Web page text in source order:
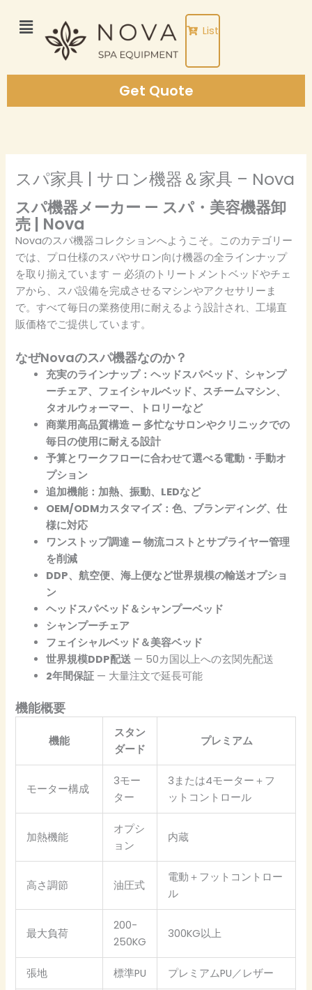
List
Get Quote
スパ家具 | サロン機器＆家具 – Nova
スパ機器メーカー — スパ・美容機器卸
売 | Nova
Novaのスパ機器コレクションへようこそ。このカテゴリー
では、プロ仕様のスパやサロン向け機器の全ラインナップ
を取り揃えています — 必須のトリートメントベッドやチェ
アから、スパ設備を完成させるマシンやアクセサリーま
で。すべて毎日の業務使用に耐えるよう設計され、工場直
販価格でご提供しています。
なぜNovaのスパ機器なのか？
充実のラインナップ：ヘッドスパベッド、シャンプ
ーチェア、フェイシャルベッド、スチームマシン、
タオルウォーマー、トロリーなど
商業用高品質構造 — 多忙なサロンやクリニックでの
毎日の使用に耐える設計
予算とワークフローに合わせて選べる電動・手動オ
プション
追加機能：加熱、振動、LEDなど
OEM/ODMカスタマイズ：色、ブランディング、仕
様に対応
ワンストップ調達 — 物流コストとサプライヤー管理
を削減
DDP、航空便、海上便など世界規模の輸送オプショ
ン
ヘッドスパベッド＆シャンプーベッド
シャンプーチェア
フェイシャルベッド＆美容ベッド
世界規模DDP配送 — 50カ国以上への玄関先配送
2年間保証 — 大量注文で延長可能
機能概要
機能
スタン
ダード
プレミアム
モーター構成
3モー
ター
3または4モーター＋フ
ットコントロール
加熱機能
オプシ
ョン
内蔵
高さ調節 油圧式
電動＋フットコントロー
ル
最大負荷
200-
250KG
300KG以上
張地 標準PU プレミアムPU／レザー